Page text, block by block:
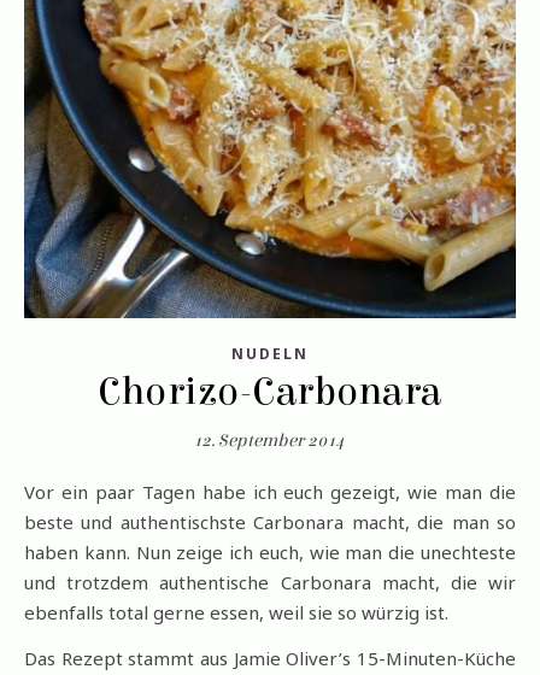
NUDELN
Chorizo-Carbonara
12. September 2014
Vor ein paar Tagen habe ich euch gezeigt, wie man die
beste und authentischste Carbonara macht, die man so
haben kann. Nun zeige ich euch, wie man die unechteste
und trotzdem authentische Carbonara macht, die wir
ebenfalls total gerne essen, weil sie so würzig ist.
Das Rezept stammt aus Jamie Oliver’s 15-Minuten-Küche